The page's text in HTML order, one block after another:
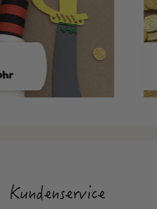
Kundenservice